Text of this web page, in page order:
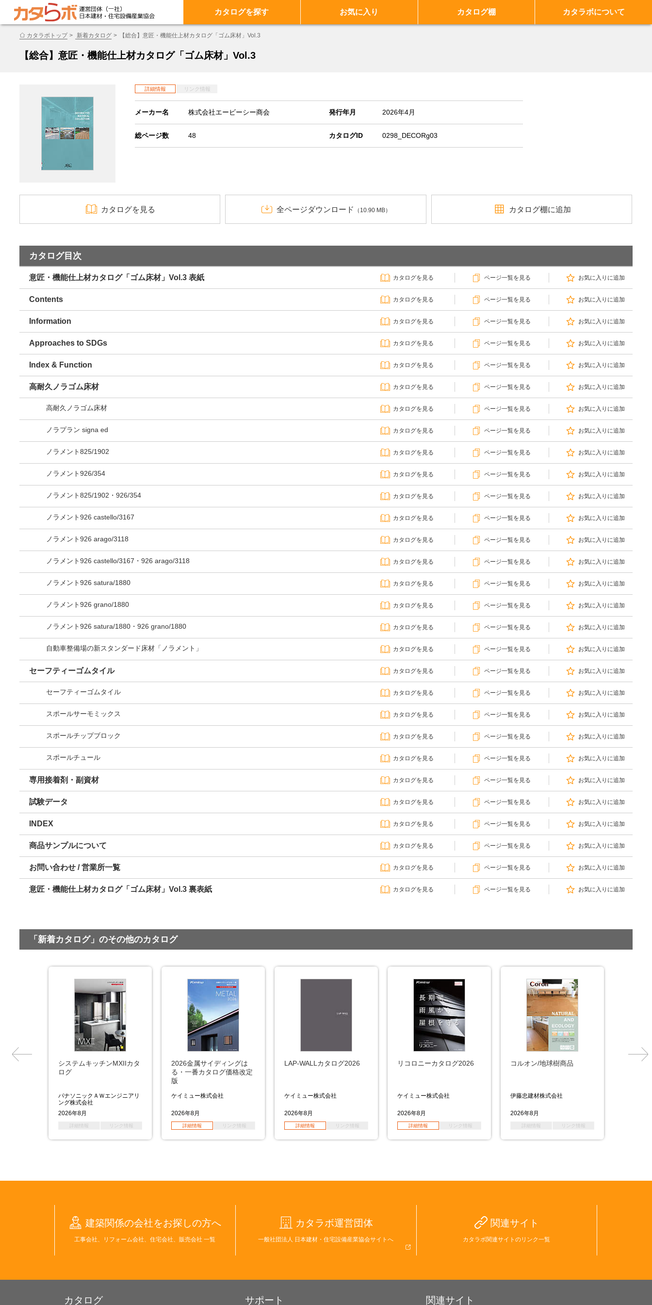
カタログを探す お気に入り カタログ棚 カタラボについて
カタラボトップ 新着カタログ 【総合】意匠・機能仕上材カタログ「ゴム床材」Vol.3
【総合】意匠・機能仕上材カタログ「ゴム床材」Vol.3
詳細情報 リンク情報
メーカー名 株式会社エービーシー商会 発行年月 2026年4月
総ページ数 48 カタログID 0298_DECORg03
カタログを見る 全ページダウンロード （10.90 MB） カタログ棚に追加
カタログ目次
意匠・機能仕上材カタログ「ゴム床材」Vol.3 表紙 カタログを見る ページ一覧を見る お気に入りに追加
Contents カタログを見る ページ一覧を見る お気に入りに追加
Information カタログを見る ページ一覧を見る お気に入りに追加
Approaches to SDGs カタログを見る ページ一覧を見る お気に入りに追加
Index & Function カタログを見る ページ一覧を見る お気に入りに追加
高耐久ノラゴム床材 カタログを見る ページ一覧を見る お気に入りに追加
高耐久ノラゴム床材 カタログを見る ページ一覧を見る お気に入りに追加
ノラプラン signa ed カタログを見る ページ一覧を見る お気に入りに追加
ノラメント825/1902 カタログを見る ページ一覧を見る お気に入りに追加
ノラメント926/354 カタログを見る ページ一覧を見る お気に入りに追加
ノラメント825/1902・926/354 カタログを見る ページ一覧を見る お気に入りに追加
ノラメント926 castello/3167 カタログを見る ページ一覧を見る お気に入りに追加
ノラメント926 arago/3118 カタログを見る ページ一覧を見る お気に入りに追加
ノラメント926 castello/3167・926 arago/3118 カタログを見る ページ一覧を見る お気に入りに追加
ノラメント926 satura/1880 カタログを見る ページ一覧を見る お気に入りに追加
ノラメント926 grano/1880 カタログを見る ページ一覧を見る お気に入りに追加
ノラメント926 satura/1880・926 grano/1880 カタログを見る ページ一覧を見る お気に入りに追加
自動車整備場の新スタンダード床材「ノラメント」 カタログを見る ページ一覧を見る お気に入りに追加
セーフティーゴムタイル カタログを見る ページ一覧を見る お気に入りに追加
セーフティーゴムタイル カタログを見る ページ一覧を見る お気に入りに追加
スポールサーモミックス カタログを見る ページ一覧を見る お気に入りに追加
スポールチップブロック カタログを見る ページ一覧を見る お気に入りに追加
スポールチュール カタログを見る ページ一覧を見る お気に入りに追加
専用接着剤・副資材 カタログを見る ページ一覧を見る お気に入りに追加
試験データ カタログを見る ページ一覧を見る お気に入りに追加
INDEX カタログを見る ページ一覧を見る お気に入りに追加
商品サンプルについて カタログを見る ページ一覧を見る お気に入りに追加
お問い合わせ / 営業所一覧 カタログを見る ページ一覧を見る お気に入りに追加
意匠・機能仕上材カタログ「ゴム床材」Vol.3 裏表紙 カタログを見る ページ一覧を見る お気に入りに追加
「新着カタログ」のその他のカタログ
施工
システムキッチンMXIIカタ
ログ
パナソニックＡＷエンジニアリ
ング株式会社
2026年8月
詳細情報 リンク情報
2026金属サイディングは
る・一番カタログ価格改定
版
ケイミュー株式会社
2026年8月
詳細情報 リンク情報
LAP-WALLカタログ2026
ケイミュー株式会社
2026年8月
詳細情報 リンク情報
リコロニーカタログ2026
ケイミュー株式会社
2026年8月
詳細情報 リンク情報
コルオン/地球樹商品
伊藤忠建材株式会社
2026年8月
詳細情報 リンク情報
加工図
建築関係の会社をお探しの方へ
工事会社、リフォーム会社、住宅会社、販売会社 一覧
カタラボ運営団体
一般社団法人 日本建材・住宅設備産業協会サイトへ
関連サイト
カタラボ関連サイトのリンク一覧
カタログ サポート 関連サイト